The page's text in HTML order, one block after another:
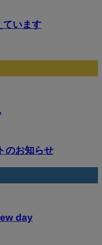
ています
のお知らせ
day